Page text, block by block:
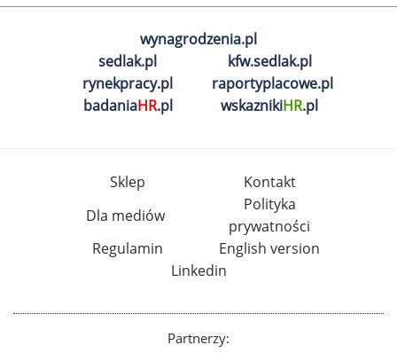
wynagrodzenia.pl
sedlak.pl
kfw.sedlak.pl
rynekpracy.pl
raportyplacowe.pl
badaniaHR.pl wskaznikiHR.pl
Sklep
Kontakt
Dla mediów
Polityka
prywatności
Regulamin
English version
Linkedin
Partnerzy: